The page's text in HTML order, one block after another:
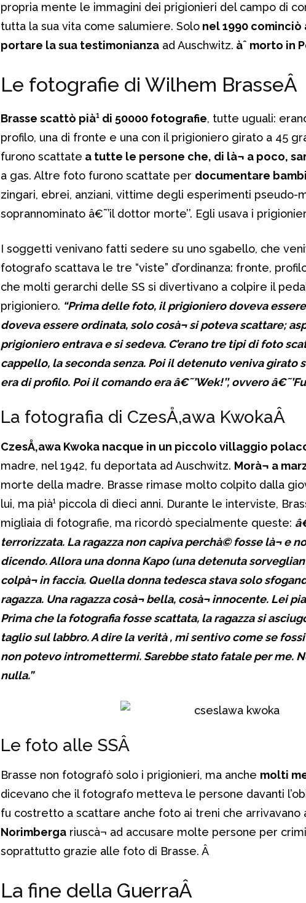
propria mente le immagini dei prigionieri del campo di
tutta la sua vita come salumiere. Solo nel 1990
portare la sua testimonianza ad Auschwitz. àˆ morto in
Le fotografie di Wilhem BrasseÂ
Brasse scattò pià¹ di 50000 fotografie, tutte uguali:
profilo, una di fronte e una con il prigioniero girato a 45
furono scattate a tutte le persone che, di là¬ a poco,
a gas. Altre foto furono scattate per documentare
zingari, ebrei, anziani, vittime degli esperimenti pseudo-
soprannominato â€˜’il dottor morte’’. Egli usava i
I soggetti venivano fatti sedere su uno sgabello, che
fotografo scattava le tre “viste” d’ordinanza: fronte,
che molti gerarchi delle SS si divertivano a colpire il
prigioniero. “Prima delle foto, il prigioniero doveva
doveva essere ordinata, solo cosà¬ si poteva scattare;
prigioniero entrava e si sedeva. C’erano tre tipi di foto
cappello, la seconda senza. Poi il detenuto veniva girato
era di profilo. Poi il comando era â€˜’Wek!’’, ovvero
La fotografia di CzesÅ‚awa KwokaÂ
CzesÅ‚awa Kwoka nacque in un piccolo villaggio
madre, nel 1942, fu deportata ad Auschwitz. Morà¬ a
morte della madre. Brasse rimase molto colpito dalla
lui, ma pià¹ piccola di dieci anni. Durante le interviste,
migliaia di fotografie, ma ricordò specialmente queste:
terrorizzata. La ragazza non capiva perchà© fosse là¬ e
dicendo. Allora una donna Kapo (una detenuta
colpà¬ in faccia. Quella donna tedesca stava solo
ragazza. Una ragazza cosà¬ bella, cosà¬ innocente. Lei
Prima che la fotografia fosse scattata, la ragazza si
taglio sul labbro. A dire la verità , mi sentivo come se
non potevo intromettermi. Sarebbe stato fatale per me.
nulla.”
Le foto alle SSÂ
Brasse non fotografò solo i prigionieri, ma anche molti
dicevano che il fotografo metteva le persone davanti
fu costretto a scattare anche foto ai treni che arrivavano
Norimberga riuscà¬ ad accusare molte persone per
soprattutto grazie alle foto di Brasse. Â
La fine della GuerraÂ